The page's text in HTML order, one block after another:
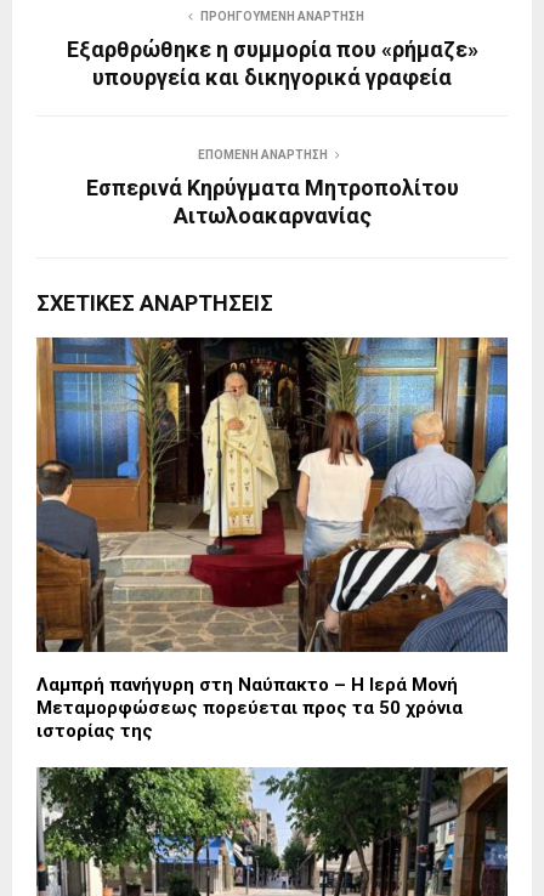
ΠΡΟΗΓΟΎΜΕΝΗ ΑΝΆΡΤΗΣΗ
Εξαρθρώθηκε η συμμορία που «ρήμαζε»
υπουργεία και δικηγορικά γραφεία
ΕΠΌΜΕΝΗ ΑΝΆΡΤΗΣΗ
Εσπερινά Κηρύγματα Μητροπολίτου
Αιτωλοακαρνανίας
ΣΧΕΤΙΚΈΣ ΑΝΑΡΤΉΣΕΙΣ
Λαμπρή πανήγυρη στη Ναύπακτο – Η Ιερά Μονή
Μεταμορφώσεως πορεύεται προς τα 50 χρόνια
ιστορίας της